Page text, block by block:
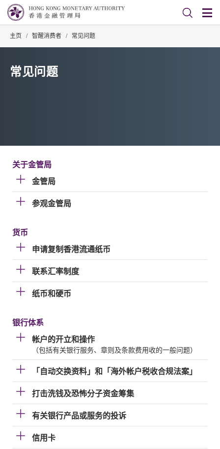
主页 / 智醒消费者 / 常见问题
常见问题
关于金管局
金管局
参观金管局
货币
申请复制香港流通纸币
联系汇率制度
纸币和硬币
银行体系
帐户的开立和操作
（包括有关银行服务、章则及条款费用收的一般问题）
「自动交换资料」和「海外帐户税收合规法案」
打击洗钱及恐怖分子资金筹集
有关银行产品或服务的投诉
信用卡